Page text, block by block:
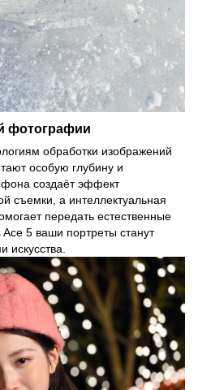
фотографии
обработки изображений
особую глубину и
создаёт эффект
съемки, а интеллектуальная
передать естественные
5 ваши портреты станут
искусства.